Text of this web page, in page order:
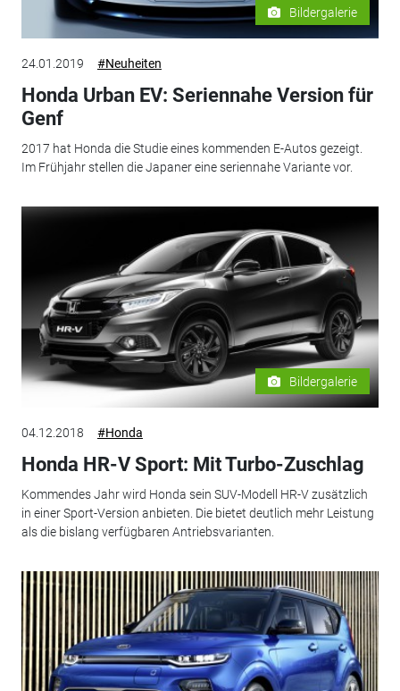
Bildergalerie
24.01.2019 #Neuheiten
Honda Urban EV: Seriennahe Version für
Genf
2017 hat Honda die Studie eines kommenden E-Autos gezeigt.
Im Frühjahr stellen die Japaner eine seriennahe Variante vor.
Bildergalerie
04.12.2018 #Honda
Honda HR-V Sport: Mit Turbo-Zuschlag
Kommendes Jahr wird Honda sein SUV-Modell HR-V zusätzlich
in einer Sport-Version anbieten. Die bietet deutlich mehr Leistung
als die bislang verfügbaren Antriebsvarianten.